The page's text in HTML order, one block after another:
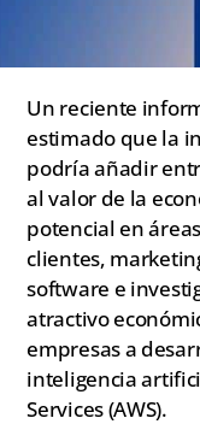
Un reciente
estimado que la
podría añadir
al valor de la
potencial en
clientes,
software e
atractivo
empresas a
inteligencia
Services (AWS).